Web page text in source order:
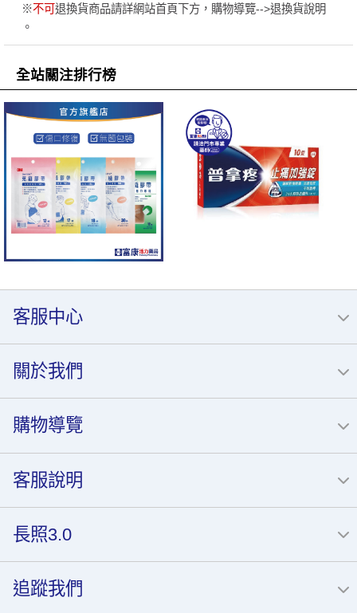
※不可 退換貨商品請詳網站首頁下方，購物導覽-->退換貨說明
。
全站關注排行榜
客服中心
關於我們
購物導覽
客服說明
長照3.0
追蹤我們